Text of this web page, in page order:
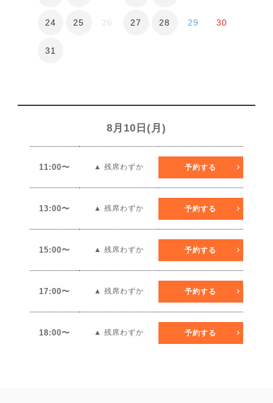
24 25 26 27 28 29 30
31
8月10日(月)
11:00〜 ▲ 残席わずか 予約する
13:00〜 ▲ 残席わずか 予約する
15:00〜 ▲ 残席わずか 予約する
17:00〜 ▲ 残席わずか 予約する
18:00〜 ▲ 残席わずか 予約する